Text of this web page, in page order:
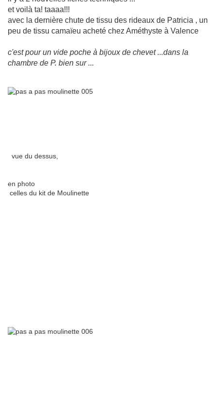
et voilà ta! taaaa!!!
avec la dernière chute de tissu des rideaux de Patricia , un
peu de tissu camaïeu acheté chez Améthyste à Valence
c'est pour un vide poche à bijoux de chevet ...dans la
chambre de P. bien sur ...
vue du dessus,
en photo
celles du kit de Moulinette